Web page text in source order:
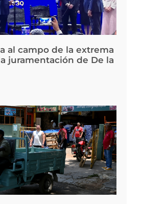
al campo de la extrema
juramentación de De la